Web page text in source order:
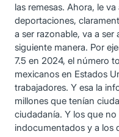
las remesas. Ahora, le
deportaciones,
a ser razonable, va a ser
siguiente manera. Por
7.5 en 2024, el número
mexicanos en Estados
trabajadores. Y esa la
millones que tenían
ciudadanía. Y los que
indocumentados y a los